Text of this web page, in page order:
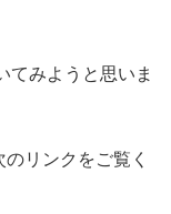
てみようと思いま
リンクをご覧く